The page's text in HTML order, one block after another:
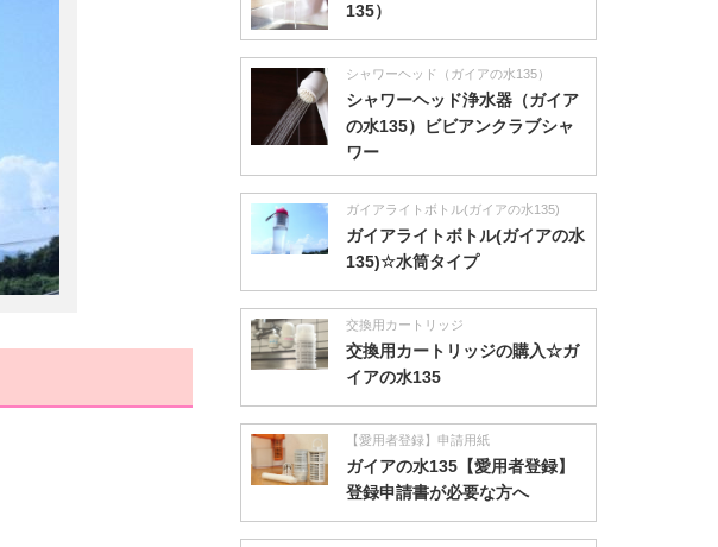
135）
シャワーヘッド（ガイアの水135）
シャワーヘッド浄水器（ガイア
の水135）ビビアンクラブシャ
ワー
ガイアライトボトル(ガイアの水135)
ガイアライトボトル(ガイアの水
135)☆水筒タイプ
交換用カートリッジ
交換用カートリッジの購入☆ガ
イアの水135
【愛用者登録】申請用紙
ガイアの水135【愛用者登録】
登録申請書が必要な方へ